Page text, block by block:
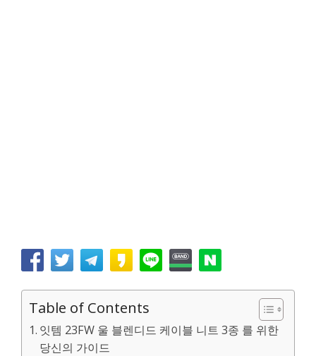
Table of Contents
잇템 23FW 울 블렌디드 케이블 니트 3종 를 위한
당신의 가이드